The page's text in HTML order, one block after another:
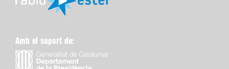
Amb el suport de: